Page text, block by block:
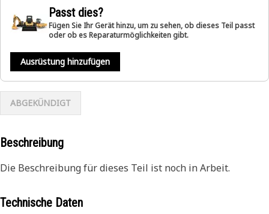
Passt dies?
Fügen Sie Ihr Gerät hinzu, um zu sehen, ob dieses Teil passt
oder ob es Reparaturmöglichkeiten gibt.
Ausrüstung hinzufügen
ABGEKÜNDIGT
Beschreibung
Die Beschreibung für dieses Teil ist noch in Arbeit.
Technische Daten